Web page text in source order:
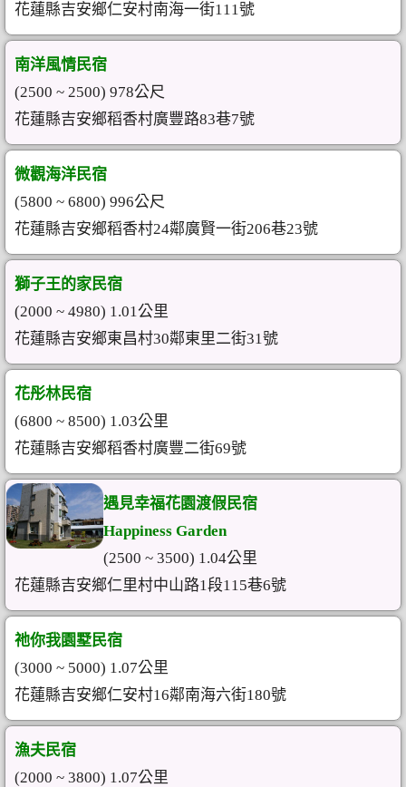
花蓮縣吉安鄉仁安村南海一街111號
南洋風情民宿
(2500 ~ 2500) 978公尺
花蓮縣吉安鄉稻香村廣豐路83巷7號
微觀海洋民宿
(5800 ~ 6800) 996公尺
花蓮縣吉安鄉稻香村24鄰廣賢一街206巷23號
獅子王的家民宿
(2000 ~ 4980) 1.01公里
花蓮縣吉安鄉東昌村30鄰東里二街31號
花彤林民宿
(6800 ~ 8500) 1.03公里
花蓮縣吉安鄉稻香村廣豐二街69號
遇見幸福花園渡假民宿
Happiness Garden
(2500 ~ 3500) 1.04公里
花蓮縣吉安鄉仁里村中山路1段115巷6號
祂你我園墅民宿
(3000 ~ 5000) 1.07公里
花蓮縣吉安鄉仁安村16鄰南海六街180號
漁夫民宿
(2000 ~ 3800) 1.07公里